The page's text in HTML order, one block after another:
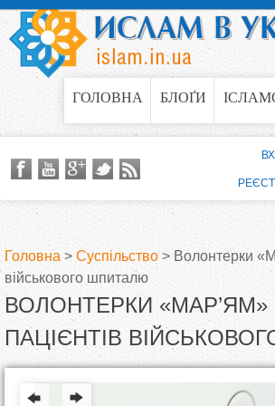
Jump to navigation
ГОЛОВНА БЛОҐИ
В
и
є
Головна > Суспільство> Волонтерки
військового шпиталю
ВОЛОНТЕРКИ «МАР’ЯМ»
ПАЦІЄНТІВ